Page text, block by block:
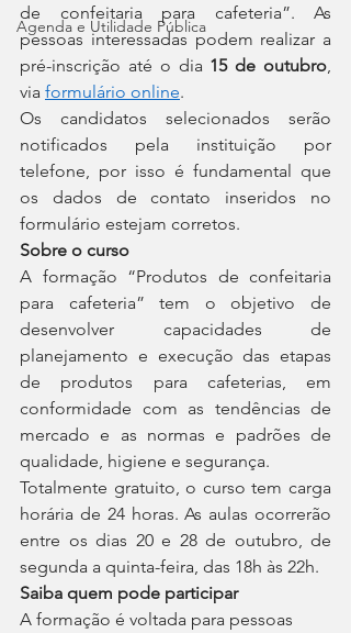
Agenda e Utilidade Pública
de confeitaria para cafeteria”. As
pessoas interessadas podem realizar a
pré-inscrição até o dia 15 de outubro,
via formulário online.
Os candidatos selecionados serão
notificados pela instituição por
telefone, por isso é fundamental que
os dados de contato inseridos no
formulário estejam corretos.
Sobre o curso
A formação “Produtos de confeitaria
para cafeteria” tem o objetivo de
desenvolver capacidades de
planejamento e execução das etapas
de produtos para cafeterias, em
conformidade com as tendências de
mercado e as normas e padrões de
qualidade, higiene e segurança.
Totalmente gratuito, o curso tem carga
horária de 24 horas. As aulas ocorrerão
entre os dias 20 e 28 de outubro, de
segunda a quinta-feira, das 18h às 22h.
Saiba quem pode participar
A formação é voltada para pessoas